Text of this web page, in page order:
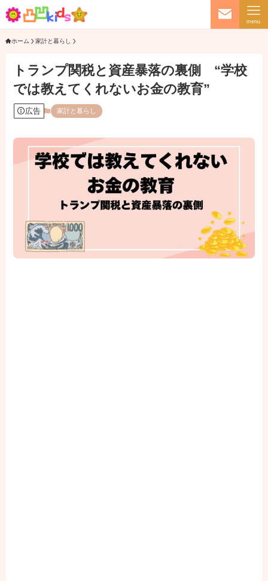
menu
ホーム 家計と暮らし
トランプ関税と資産暴落の裏側 “学校
では教えてくれないお金の教育”
広告 家計と暮らし